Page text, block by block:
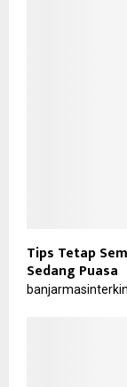
Tips Tetap
Sedang Puasa